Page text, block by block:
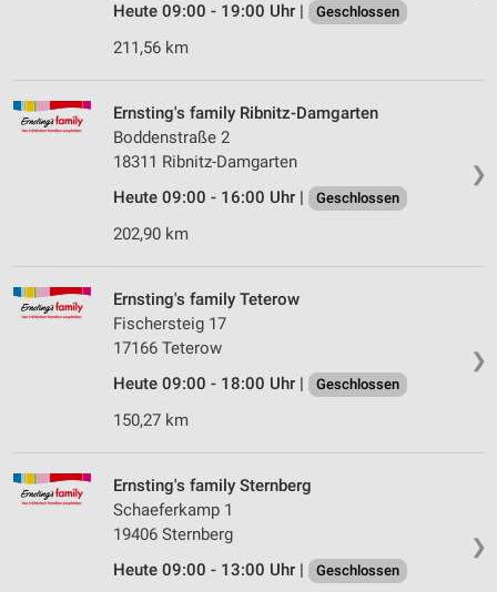
Heute 09:00 - 19:00 Uhr |
Geschlossen
211,56 km
❯
Ernsting's family Ribnitz-Damgarten
Boddenstraße 2
18311 Ribnitz-Damgarten
Heute 09:00 - 16:00 Uhr |
Geschlossen
202,90 km
❯
Ernsting's family Teterow
Fischersteig 17
17166 Teterow
Heute 09:00 - 18:00 Uhr |
Geschlossen
150,27 km
❯
Ernsting's family Sternberg
Schaeferkamp 1
19406 Sternberg
Heute 09:00 - 13:00 Uhr |
Geschlossen